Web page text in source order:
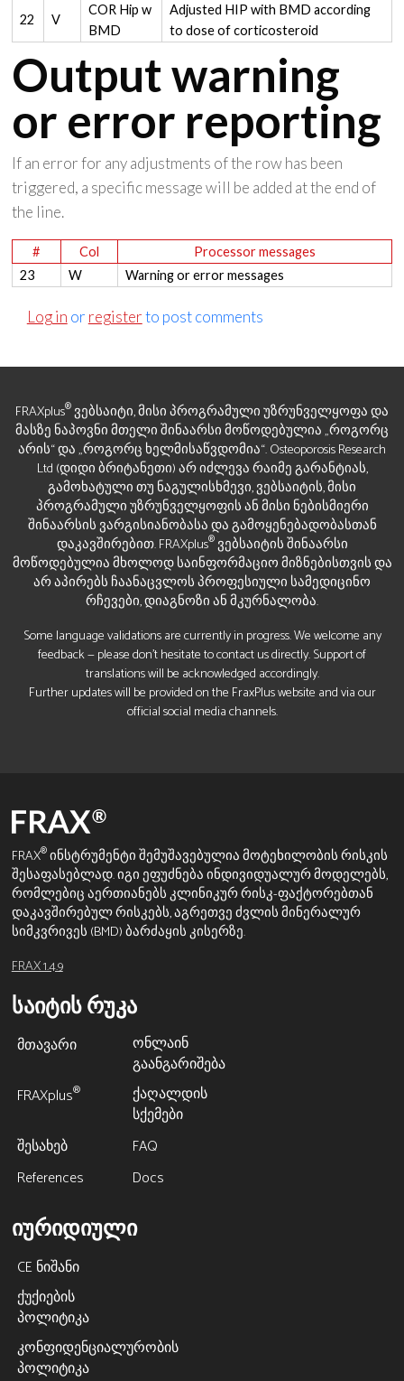
22 V
COR Hip w
BMD
Adjusted HIP with BMD according
to dose of corticosteroid
Output warning
or error reporting
If an error for any adjustments of the row has been
triggered, a specific message will be added at the end of
the line.
# Col
Processor messages
23
W Warning or error messages
Log in or registerto post comments
FRAXplus®ვებსაიტი, მისი პროგრამული უზრუნველყოფა და
მასზე ნაპოვნი მთელი შინაარსი მოწოდებულია „როგორც
არის“ და „როგორც ხელმისაწვდომია“. Osteoporosis Research
Ltd (დიდი ბრიტანეთი) არ იძლევა რაიმე გარანტიას,
გამოხატული თუ ნაგულისხმევი, ვებსაიტის, მისი
პროგრამული უზრუნველყოფის ან მისი ნებისმიერი
შინაარსის ვარგისიანობასა და გამოყენებადობასთან
დაკავშირებით. FRAXplus®ვებსაიტის შინაარსი
მოწოდებულია მხოლოდ საინფორმაციო მიზნებისთვის და
არ აპირებს ჩაანაცვლოს პროფესიული სამედიცინო
რჩევები, დიაგნოზი ან მკურნალობა.
Some language validations are currently in progress. We welcome any
feedback — please don’t hesitate to contact us directly. Support of
translations will be acknowledged accordingly.
Further updates will be provided on the FraxPlus website and via our
official social media channels.
FRAX®ინსტრუმენტი შემუშავებულია მოტეხილობის რისკის
შესაფასებლად. იგი ეფუძნება ინდივიდუალურ მოდელებს,
რომლებიც აერთიანებს კლინიკურ რისკ-ფაქტორებთან
დაკავშირებულ რისკებს, აგრეთვე ძვლის მინერალურ
სიმკვრივეს (BMD) ბარძაყის კისერზე.
FRAX 1.4.9
საიტის რუკა
მთავარი
ონლაინ
გაანგარიშება
FRAXplus®
ქაღალდის
სქემები
შესახებ
FAQ
References
Docs
იურიდიული
CE ნიშანი
ქუქიების
პოლიტიკა
კონფიდენციალურობის
პოლიტიკა